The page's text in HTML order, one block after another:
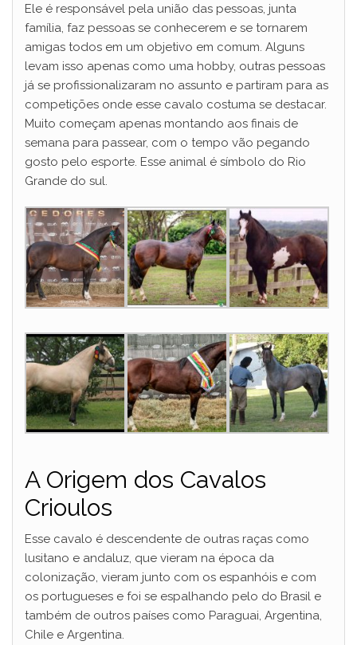
Ele é responsável pela união das pessoas, junta
família, faz pessoas se conhecerem e se tornarem
amigas todos em um objetivo em comum. Alguns
levam isso apenas como uma hobby, outras pessoas
já se profissionalizaram no assunto e partiram para as
competições onde esse cavalo costuma se destacar.
Muito começam apenas montando aos finais de
semana para passear, com o tempo vão pegando
gosto pelo esporte. Esse animal é símbolo do Rio
Grande do sul.
A Origem dos Cavalos
Crioulos
Esse cavalo é descendente de outras raças como
lusitano e andaluz, que vieram na época da
colonização, vieram junto com os espanhóis e com
os portugueses e foi se espalhando pelo do Brasil e
também de outros países como Paraguai, Argentina,
Chile e Argentina.